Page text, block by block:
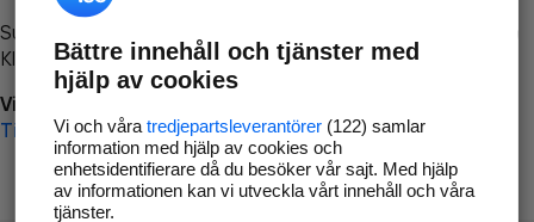
Surfa till
Klicka påTillbaka-knappen i webbläsaren och försök igen
Vi beklagar besväret!
Till startsidan
Bättre innehåll och tjänster med
hjälp av cookies
Vi och våra tredjepartsleverantörer(122) samlar
information med hjälp av cookies och
enhetsidentifierare då du besöker vår sajt. Med hjälp
av informationen kan vi utveckla vårt innehåll och våra
tjänster.